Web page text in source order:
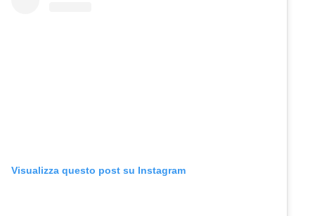
Visualizza questo post su Instagram